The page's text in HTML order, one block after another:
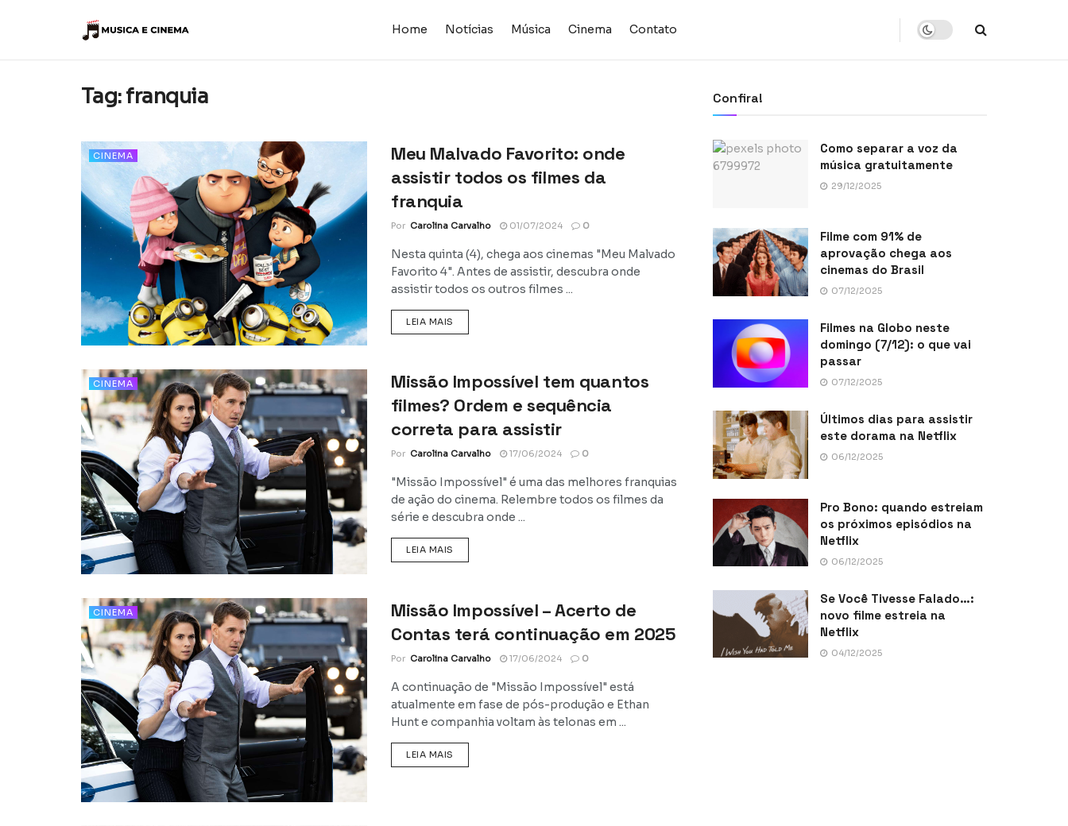
Home Notícias Música Cinema Contato
Tag:franquia
CINEMA
Meu Malvado Favorito: onde
assistir todos os filmes da
franquia
Por Carolina Carvalho 01/07/2024 0
Nesta quinta (4), chega aos cinemas "Meu Malvado
Favorito 4". Antes de assistir, descubra onde
assistir todos os outros filmes ...
LEIA MAIS
CINEMA
Missão Impossível tem quantos
filmes? Ordem e sequência
correta para assistir
Por Carolina Carvalho 17/06/2024 0
"Missão Impossível" é uma das melhores franquias
de ação do cinema. Relembre todos os filmes da
série e descubra onde ...
LEIA MAIS
CINEMA
Missão Impossível – Acerto de
Contas terá continuação em 2025
Por Carolina Carvalho 17/06/2024 0
A continuação de "Missão Impossível" está
atualmente em fase de pós-produção e Ethan
Hunt e companhia voltam às telonas em ...
LEIA MAIS
Confira!
Como separar a voz da
música gratuitamente
29/12/2025
Filme com 91% de
aprovação chega aos
cinemas do Brasil
07/12/2025
Filmes na Globo neste
domingo (7/12): o que vai
passar
07/12/2025
Últimos dias para assistir
este dorama na Netflix
06/12/2025
Pro Bono: quando estreiam
os próximos episódios na
Netflix
06/12/2025
Se Você Tivesse Falado…:
novo filme estreia na
Netflix
04/12/2025